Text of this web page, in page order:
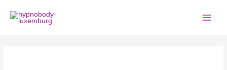
Inhalt